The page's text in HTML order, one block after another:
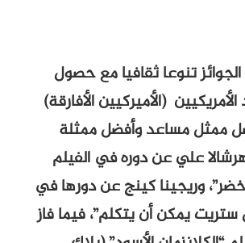
تنوعا ثقافيا مع حصول
(الأميركيين الأفارقة)
ممثل مساعد وأفضل ممثلة
علي عن دوره في الفيلم
وريجينا كينج عن دورها في
ستريت يمكن أن يتكلم”، فيما فاز